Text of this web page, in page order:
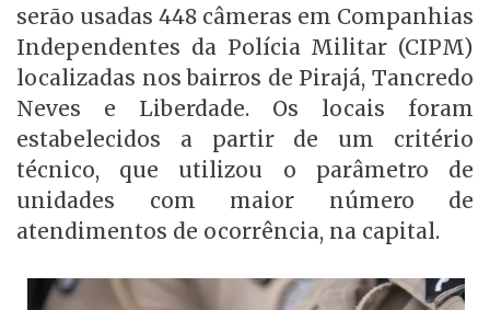
serão usadas 448 câmeras em Companhias
Independentes da Polícia Militar (CIPM)
localizadas nos bairros de Pirajá, Tancredo
Neves e Liberdade. Os locais foram
estabelecidos a partir de um critério
técnico, que utilizou o parâmetro de
unidades com maior número de
atendimentos de ocorrência, na capital.